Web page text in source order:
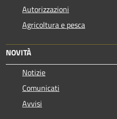
Autorizzazioni
Agricoltura e pesca
NOVITÀ
Notizie
Comunicati
Avvisi